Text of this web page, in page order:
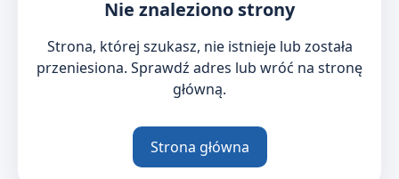
Nie znaleziono strony
Strona, której szukasz, nie istnieje lub została
przeniesiona. Sprawdź adres lub wróć na stronę
główną.
Strona główna